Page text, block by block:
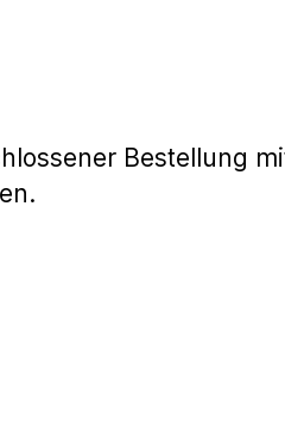
Bestellung